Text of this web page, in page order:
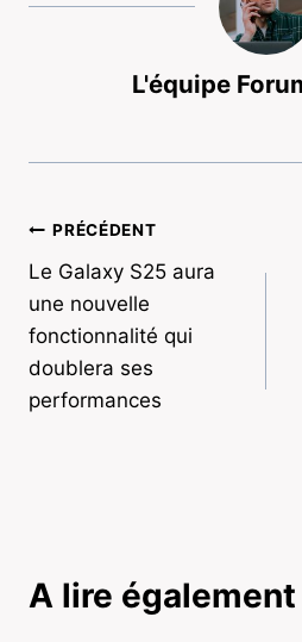
L'équipe
Navigation
de
l’article
PRÉCÉDENT
Le Galaxy S25 aura
une nouvelle
fonctionnalité qui
doublera ses
performances
A lire également